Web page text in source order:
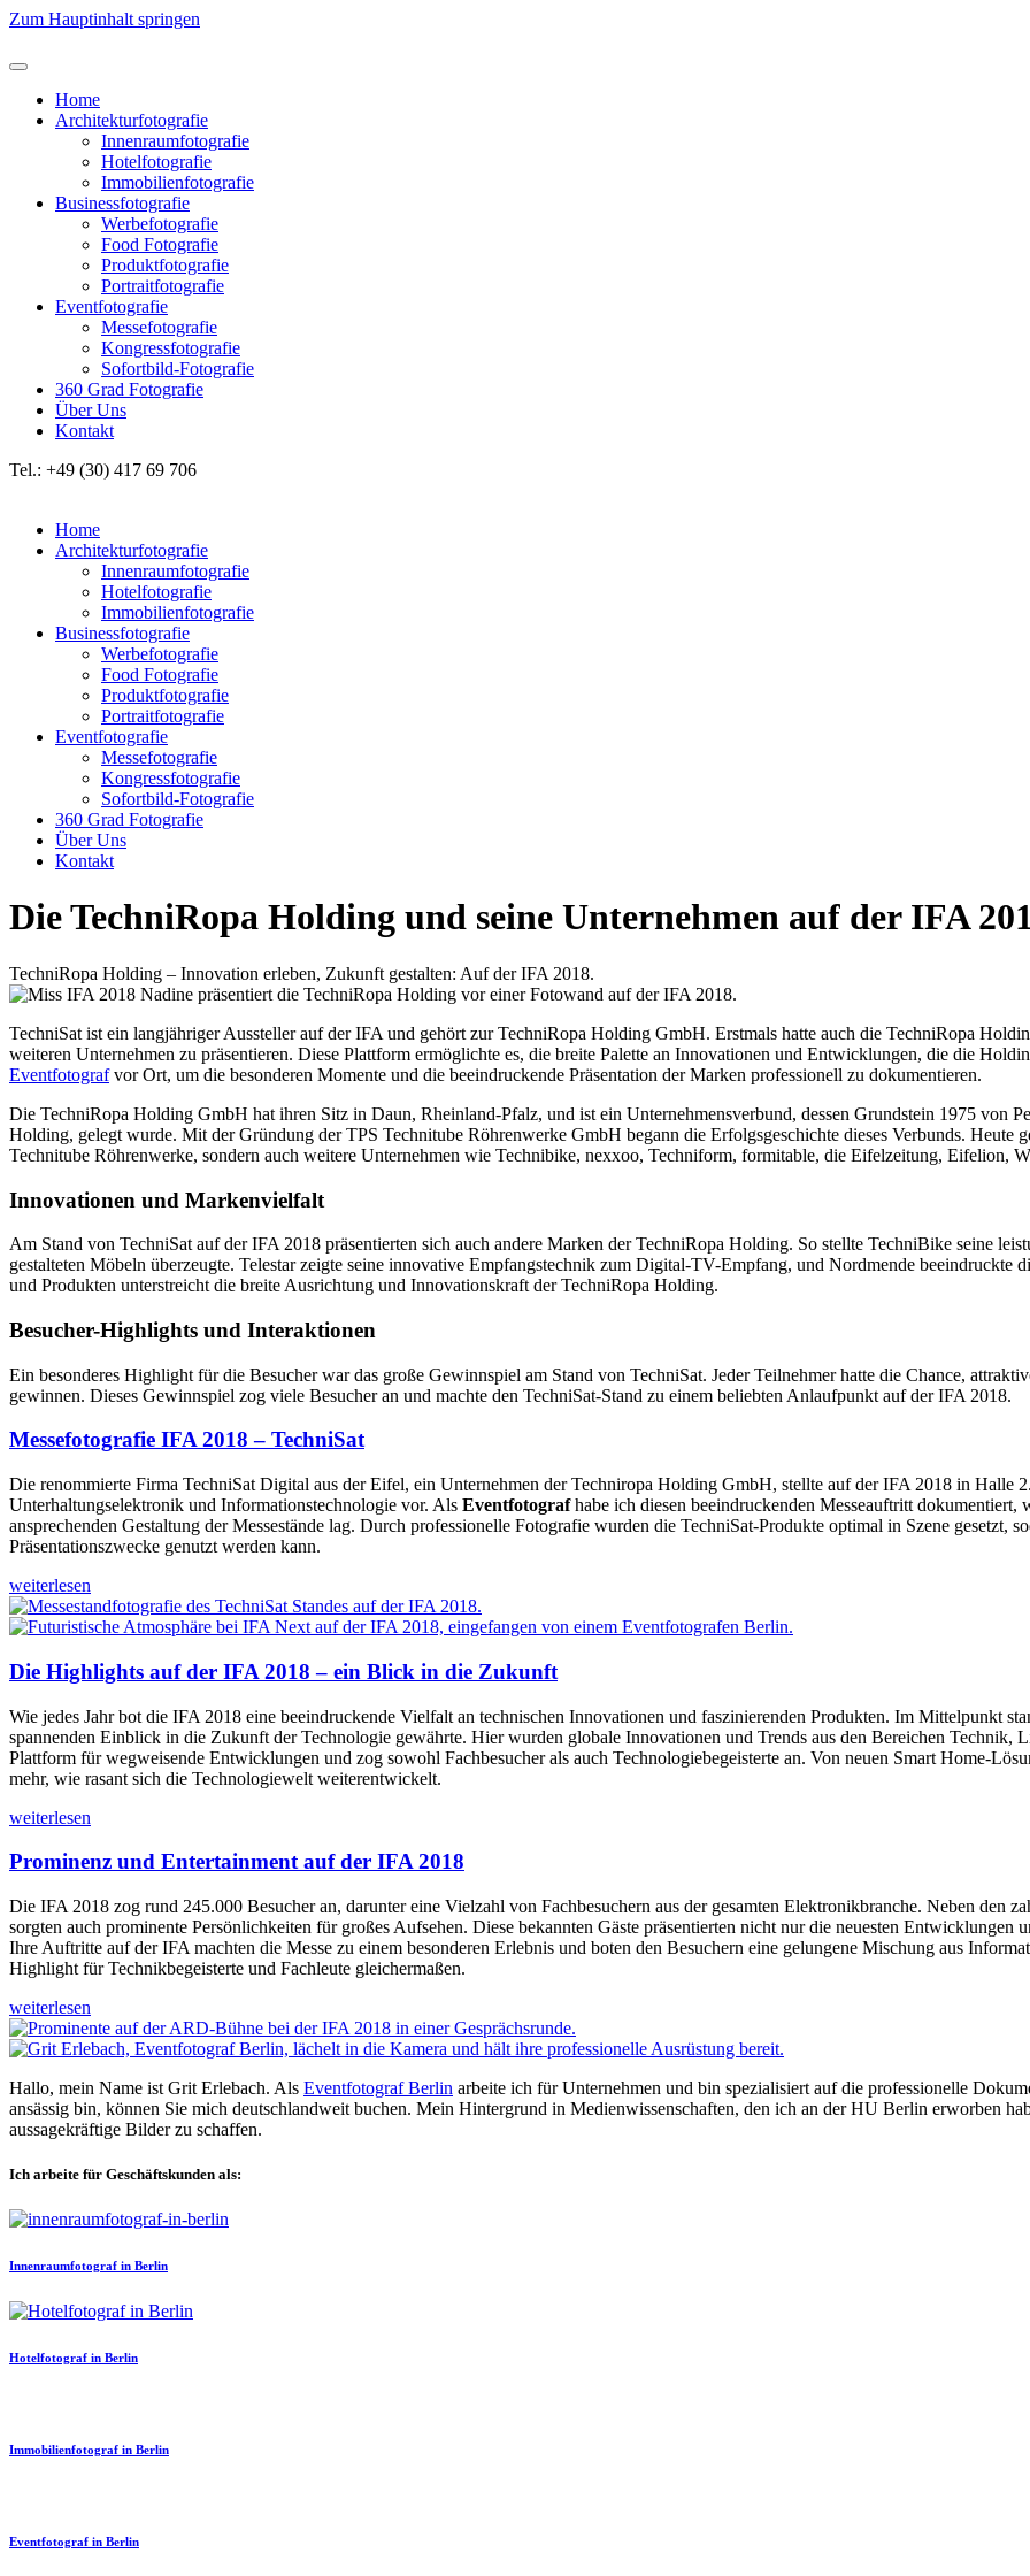
Zum Hauptinhalt springen
Home
Architekturfotografie
Innenraumfotografie
Hotelfotografie
Immobilienfotografie
Businessfotografie
Werbefotografie
Food Fotografie
Produktfotografie
Portraitfotografie
Eventfotografie
Messefotografie
Kongressfotografie
Sofortbild-Fotografie
360 Grad Fotografie
Über Uns
Kontakt
Tel.: +49 (30) 417 69 706
Home
Architekturfotografie
Innenraumfotografie
Hotelfotografie
Immobilienfotografie
Businessfotografie
Werbefotografie
Food Fotografie
Produktfotografie
Portraitfotografie
Eventfotografie
Messefotografie
Kongressfotografie
Sofortbild-Fotografie
360 Grad Fotografie
Über Uns
Kontakt
Die TechniRopa Holding und seine Unternehmen auf der IFA
TechniRopa Holding – Innovation erleben, Zukunft gestalten: Auf der IFA 2018.
TechniSat ist ein langjähriger Aussteller auf der IFA und gehört zur TechniRopa Holding GmbH. Erstmals hatte auch die TechniRopa
weiteren Unternehmen zu präsentieren. Diese Plattform ermöglichte es, die breite Palette an Innovationen und Entwicklungen, die die
Eventfotografvor Ort, um die besonderen Momente und die beeindruckende Präsentation der Marken professionell zu dokumentieren.
Die TechniRopa Holding GmbH hat ihren Sitz in Daun, Rheinland-Pfalz, und ist ein Unternehmensverbund, dessen Grundstein 1975 von
Holding, gelegt wurde. Mit der Gründung der TPS Technitube Röhrenwerke GmbH begann die Erfolgsgeschichte dieses Verbunds. Heute
Technitube Röhrenwerke, sondern auch weitere Unternehmen wie Technibike, nexxoo, Techniform, formitable, die Eifelzeitung, Eifelion,
Innovationen und Markenvielfalt
Am Stand von TechniSat auf der IFA 2018 präsentierten sich auch andere Marken der TechniRopa Holding. So stellte TechniBike seine
gestalteten Möbeln überzeugte. Telestar zeigte seine innovative Empfangstechnik zum Digital-TV-Empfang, und Nordmende
und Produkten unterstreicht die breite Ausrichtung und Innovationskraft der TechniRopa Holding.
Besucher-Highlights und Interaktionen
Ein besonderes Highlight für die Besucher war das große Gewinnspiel am Stand von TechniSat. Jeder Teilnehmer hatte die Chance,
gewinnen. Dieses Gewinnspiel zog viele Besucher an und machte den TechniSat-Stand zu einem beliebten Anlaufpunkt auf der IFA 2018.
Messefotografie IFA 2018 – TechniSat
Die renommierte Firma TechniSat Digital aus der Eifel, ein Unternehmen der Techniropa Holding GmbH, stellte auf der IFA 2018 in Halle
Unterhaltungselektronik und Informationstechnologie vor. Als Eventfotografhabe ich diesen beeindruckenden Messeauftritt
ansprechenden Gestaltung der Messestände lag. Durch professionelle Fotografie wurden die TechniSat-Produkte optimal in Szene gesetzt,
Präsentationszwecke genutzt werden kann.
weiterlesen
Die Highlights auf der IFA 2018 – ein Blick in die Zukunft
Wie jedes Jahr bot die IFA 2018 eine beeindruckende Vielfalt an technischen Innovationen und faszinierenden Produkten. Im Mittelpunkt
spannenden Einblick in die Zukunft der Technologie gewährte. Hier wurden globale Innovationen und Trends aus den Bereichen Technik,
Plattform für wegweisende Entwicklungen und zog sowohl Fachbesucher als auch Technologiebegeisterte an. Von neuen Smart Home-
mehr, wie rasant sich die Technologiewelt weiterentwickelt.
weiterlesen
Prominenz und Entertainment auf der IFA 2018
Die IFA 2018 zog rund 245.000 Besucher an, darunter eine Vielzahl von Fachbesuchern aus der gesamten Elektronikbranche. Neben den
sorgten auch prominente Persönlichkeiten für großes Aufsehen. Diese bekannten Gäste präsentierten nicht nur die neuesten
Ihre Auftritte auf der IFA machten die Messe zu einem besonderen Erlebnis und boten den Besuchern eine gelungene Mischung aus
Highlight für Technikbegeisterte und Fachleute gleichermaßen.
weiterlesen
Hallo, mein Name ist Grit Erlebach. Als Eventfotograf Berlin arbeite ich für Unternehmen und bin spezialisiert auf die professionelle
ansässig bin, können Sie mich deutschlandweit buchen. Mein Hintergrund in Medienwissenschaften, den ich an der HU Berlin erworben
aussagekräftige Bilder zu schaffen.
Ich arbeite für Geschäftskunden als:
Innenraumfotograf in Berlin
Hotelfotograf in Berlin
Immobilienfotograf in Berlin
Eventfotograf in Berlin